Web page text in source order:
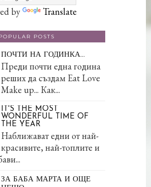
by Translate
POSTS
ПОЧТИ НА ГОДИНКА...
Преди почти една година
реших да създам Eat Love
Make up... Как...
IT'S THE MOST
WONDERFUL TIME OF
THE YEAR
Наближават едни от най-
красивите, най-топлите и
ЗА БАБА МАРТА И ОЩЕ